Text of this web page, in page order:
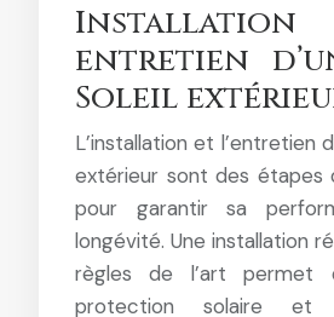
entretien
Soleil
L’installation et l’entretien
extérieur sont des étapes
pour garantir sa
longévité. Une installation
règles de l’art permet
protection solaire et